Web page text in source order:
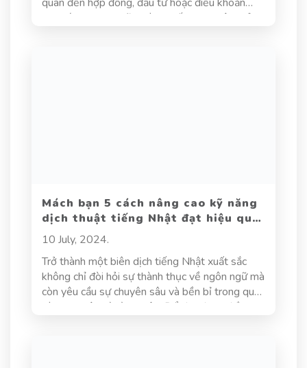
hợp tác? Trong những tình huống như vậy, chỉ
Mách bạn 5 cách nâng cao kỹ năng
dịch thuật tiếng Nhật đạt hiệu quả
cao
10 July, 2024.
Trở thành một biên dịch tiếng Nhật xuất sắc
không chỉ đòi hỏi sự thành thục về ngôn ngữ mà
còn yêu cầu sự chuyên sâu và bền bỉ trong quá
trình học tập và rèn luyện. Để đạt được điều